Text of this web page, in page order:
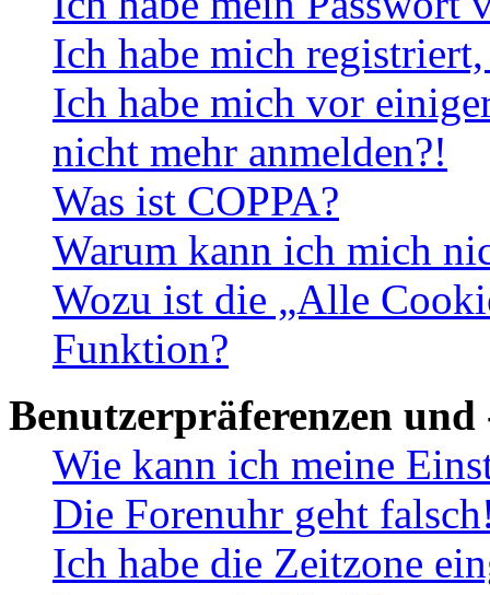
Ich habe mich
Ich habe mich vor
nicht mehr anmelden?!
Was ist COPPA?
Warum kann ich mich
Wozu ist die „Alle
Funktion?
Benutzerpräferenzen und
Wie kann ich meine
Die Forenuhr geht
Ich habe die Zeitzone